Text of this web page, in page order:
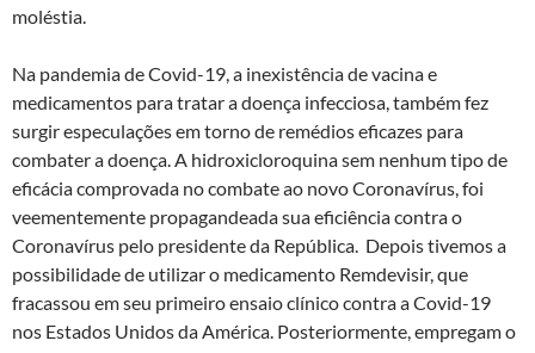
moléstia.
Na pandemia de Covid-19, a inexistência de vacina e
medicamentos para tratar a doença infecciosa, também fez
surgir especulações em torno de remédios eficazes para
combater a doença. A hidroxicloroquina sem nenhum tipo de
eficácia comprovada no combate ao novo Coronavírus, foi
veementemente propagandeada sua eficiência contra o
Coronavírus pelo presidente da República. Depois tivemos a
possibilidade de utilizar o medicamento Remdevisir, que
fracassou em seu primeiro ensaio clínico contra a Covid-19
nos Estados Unidos da América. Posteriormente, empregam o